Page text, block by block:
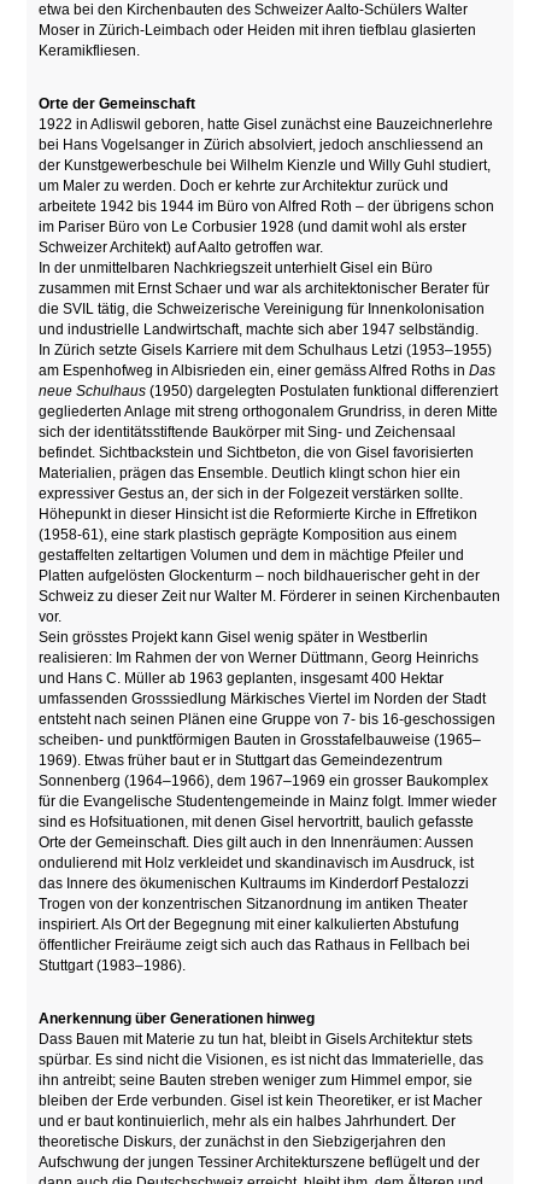
etwa bei den Kirchenbauten des Schweizer Aalto-Schülers Walter
Moser in Zürich-Leimbach oder Heiden mit ihren tiefblau glasierten
Keramikfliesen.
Orte der Gemeinschaft
1922 in Adliswil geboren, hatte Gisel zunächst eine Bauzeichnerlehre
bei Hans Vogelsanger in Zürich absolviert, jedoch anschliessend an
der Kunstgewerbeschule bei Wilhelm Kienzle und Willy Guhl studiert,
um Maler zu werden. Doch er kehrte zur Architektur zurück und
arbeitete 1942 bis 1944 im Büro von Alfred Roth – der übrigens schon
im Pariser Büro von Le Corbusier 1928 (und damit wohl als erster
Schweizer Architekt) auf Aalto getroffen war.
In der unmittelbaren Nachkriegszeit unterhielt Gisel ein Büro
zusammen mit Ernst Schaer und war als architektonischer Berater für
die SVIL tätig, die Schweizerische Vereinigung für Innenkolonisation
und industrielle Landwirtschaft, machte sich aber 1947 selbständig.
In Zürich setzte Gisels Karriere mit dem Schulhaus Letzi (1953–1955)
am Espenhofweg in Albisrieden ein, einer gemäss Alfred Roths inDas
neue Schulhaus (1950) dargelegten Postulaten funktional differenziert
gegliederten Anlage mit streng orthogonalem Grundriss, in deren Mitte
sich der identitätsstiftende Baukörper mit Sing- und Zeichensaal
befindet. Sichtbackstein und Sichtbeton, die von Gisel favorisierten
Materialien, prägen das Ensemble. Deutlich klingt schon hier ein
expressiver Gestus an, der sich in der Folgezeit verstärken sollte.
Höhepunkt in dieser Hinsicht ist die Reformierte Kirche in Effretikon
(1958-61), eine stark plastisch geprägte Komposition aus einem
gestaffelten zeltartigen Volumen und dem in mächtige Pfeiler und
Platten aufgelösten Glockenturm – noch bildhauerischer geht in der
Schweiz zu dieser Zeit nur Walter M. Förderer in seinen Kirchenbauten
vor.
Sein grösstes Projekt kann Gisel wenig später in Westberlin
realisieren: Im Rahmen der von Werner Düttmann, Georg Heinrichs
und Hans C. Müller ab 1963 geplanten, insgesamt 400 Hektar
umfassenden Grosssiedlung Märkisches Viertel im Norden der Stadt
entsteht nach seinen Plänen eine Gruppe von 7- bis 16-geschossigen
scheiben- und punktförmigen Bauten in Grosstafelbauweise (1965–
1969). Etwas früher baut er in Stuttgart das Gemeindezentrum
Sonnenberg (1964–1966), dem 1967–1969 ein grosser Baukomplex
für die Evangelische Studentengemeinde in Mainz folgt. Immer wieder
sind es Hofsituationen, mit denen Gisel hervortritt, baulich gefasste
Orte der Gemeinschaft. Dies gilt auch in den Innenräumen: Aussen
ondulierend mit Holz verkleidet und skandinavisch im Ausdruck, ist
das Innere des ökumenischen Kultraums im Kinderdorf Pestalozzi
Trogen von der konzentrischen Sitzanordnung im antiken Theater
inspiriert. Als Ort der Begegnung mit einer kalkulierten Abstufung
öffentlicher Freiräume zeigt sich auch das Rathaus in Fellbach bei
Stuttgart (1983–1986).
Anerkennung über Generationen hinweg
Dass Bauen mit Materie zu tun hat, bleibt in Gisels Architektur stets
spürbar. Es sind nicht die Visionen, es ist nicht das Immaterielle, das
ihn antreibt; seine Bauten streben weniger zum Himmel empor, sie
bleiben der Erde verbunden. Gisel ist kein Theoretiker, er ist Macher
und er baut kontinuierlich, mehr als ein halbes Jahrhundert. Der
theoretische Diskurs, der zunächst in den Siebzigerjahren den
Aufschwung der jungen Tessiner Architekturszene beflügelt und der